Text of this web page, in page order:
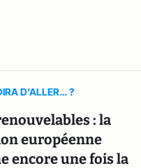
D’ALLER… ?
: la
européenne
encore une fois la